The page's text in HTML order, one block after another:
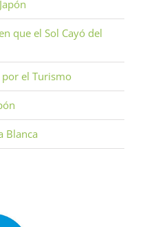
que el Sol Cayó del
por el Turismo
Blanca